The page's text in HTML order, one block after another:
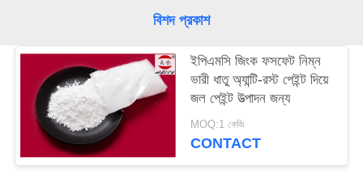
অনুরোধ
সাইট
বিশদ প্রকাশ
ইপিএমসি জিংক ফসফেট নিম্ন
ভারী ধাতু অ্যান্টি-রস্ট পেইন্ট দিয়ে
জল পেইন্ট উত্পাদন জন্য
MOQ:1 কেজি
CONTACT